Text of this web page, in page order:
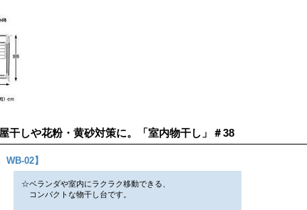
干しや花粉・黄砂対策に。「室内物干し」＃38
WB-02】
☆ベランダや室内にラクラク移動できる、
コンパクトな物干し台です。